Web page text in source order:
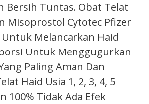
Bersih Tuntas. Obat Telat
Misoprostol Cytotec Pfizer
Melancarkan Haid
Untuk Menggugurkan
Paling Aman Dan
Haid Usia 1, 2, 3, 4, 5
100% Tidak Ada Efek